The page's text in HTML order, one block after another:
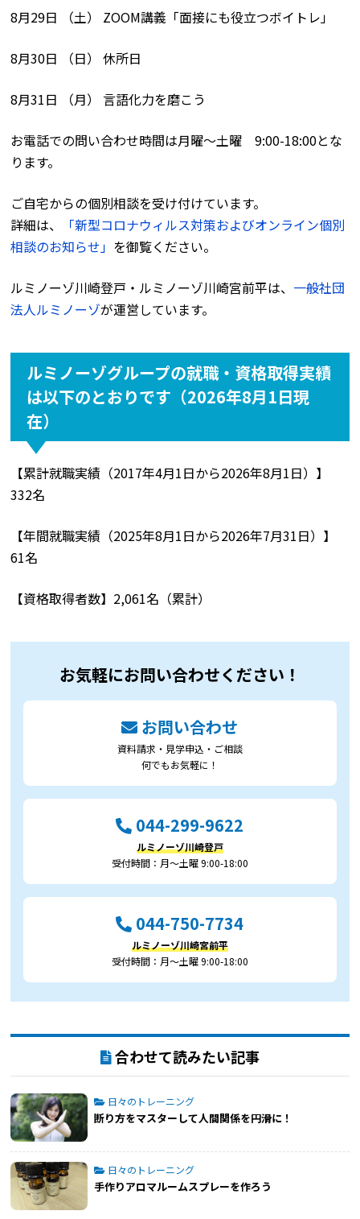
8月29日 （土） ZOOM講義「面接にも役立つボイトレ」
8月30日 （日） 休所日
8月31日 （月） 言語化力を磨こう
お電話での問い合わせ時間は月曜〜土曜 9:00-18:00とな
ります。
ご自宅からの個別相談を受け付けています。
詳細は、
「新型コロナウィルス対策およびオンライン個別
相談のお知らせ」 を御覧ください。
ルミノーゾ川崎登戸・ルミノーゾ川崎宮前平は、 一般社団
法人ルミノーゾが運営しています。
ルミノーゾグループの就職・資格取得実績
は以下のとおりです（2026年8月1日現
在）
【累計就職実績（2017年4月1日から2026年8月1日）】
332名
【年間就職実績（2025年8月1日から2026年7月31日）】
61名
【資格取得者数】2,061名（累計）
お気軽にお問い合わせください！
お問い合わせ
資料請求・見学申込・ご相談
何でもお気軽に！
044-299-9622
ルミノーゾ川崎登戸
受付時間：月～土曜 9:00-18:00
044-750-7734
ルミノーゾ川崎宮前平
受付時間：月～土曜 9:00-18:00
合わせて読みたい記事
日々のトレーニング
断り方をマスターして人間関係を円滑に！
日々のトレーニング
手作りアロマルームスプレーを作ろう